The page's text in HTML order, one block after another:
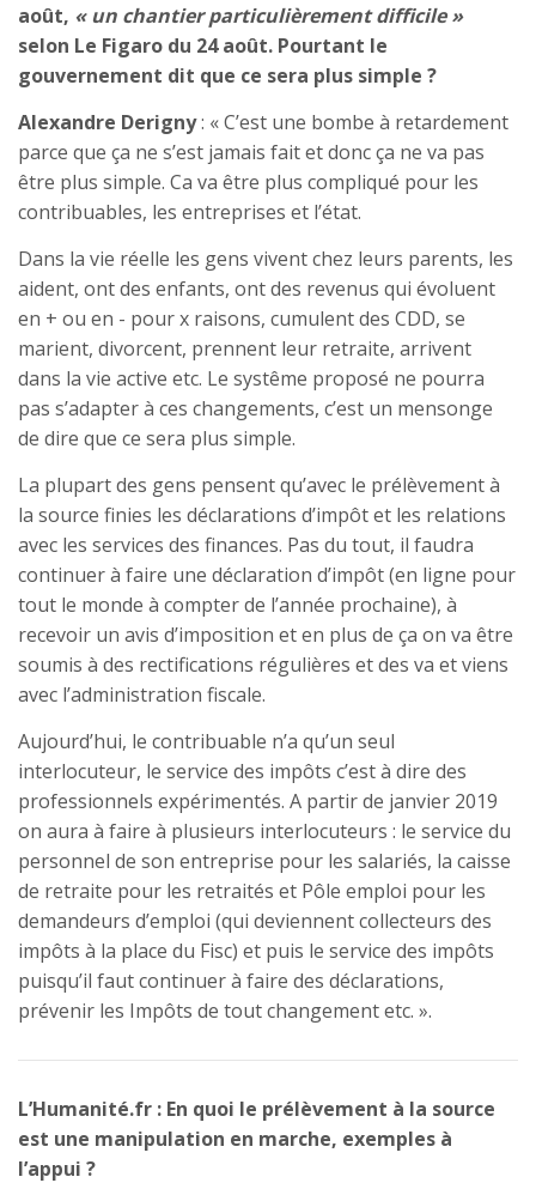
août, « un chantier particulièrement difficile »
selon Le Figaro du 24 août. Pourtant le
gouvernement dit que ce sera plus simple ?
Alexandre Derigny: « C’est une bombe à retardement
parce que ça ne s’est jamais fait et donc ça ne va pas
être plus simple. Ca va être plus compliqué pour les
contribuables, les entreprises et l’état.
Dans la vie réelle les gens vivent chez leurs parents, les
aident, ont des enfants, ont des revenus qui évoluent
en + ou en - pour x raisons, cumulent des CDD, se
marient, divorcent, prennent leur retraite, arrivent
dans la vie active etc. Le systême proposé ne pourra
pas s’adapter à ces changements, c’est un mensonge
de dire que ce sera plus simple.
La plupart des gens pensent qu’avec le prélèvement à
la source finies les déclarations d’impôt et les relations
avec les services des finances. Pas du tout, il faudra
continuer à faire une déclaration d’impôt (en ligne pour
tout le monde à compter de l’année prochaine), à
recevoir un avis d’imposition et en plus de ça on va être
soumis à des rectifications régulières et des va et viens
avec l’administration fiscale.
Aujourd’hui, le contribuable n’a qu’un seul
interlocuteur, le service des impôts c’est à dire des
professionnels expérimentés. A partir de janvier 2019
on aura à faire à plusieurs interlocuteurs : le service du
personnel de son entreprise pour les salariés, la caisse
de retraite pour les retraités et Pôle emploi pour les
demandeurs d’emploi (qui deviennent collecteurs des
impôts à la place du Fisc) et puis le service des impôts
puisqu’il faut continuer à faire des déclarations,
prévenir les Impôts de tout changement etc. ».
L’Humanité.fr : En quoi le prélèvement à la source
est une manipulation en marche, exemples à
l’appui ?